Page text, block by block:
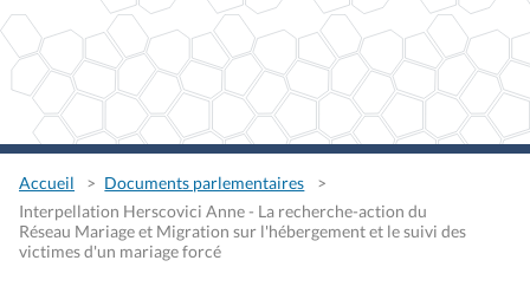
Accueil
Documents parlementaires
Interpellation Herscovici Anne - La recherche-action du
Réseau Mariage et Migration sur l'hébergement et le suivi des
victimes d'un mariage forcé